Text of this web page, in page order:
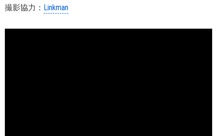
撮影協力： Linkman